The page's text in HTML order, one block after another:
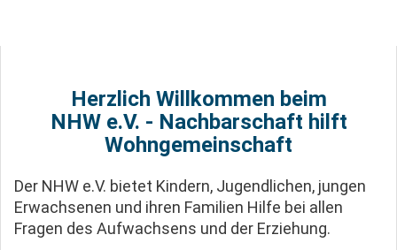
Herzlich Willkommen beim
NHW e.V. - Nachbarschaft hilft
Wohngemeinschaft
Der NHW e.V. bietet Kindern, Jugendlichen, jungen
Erwachsenen und ihren Familien Hilfe bei allen
Fragen des Aufwachsens und der Erziehung.